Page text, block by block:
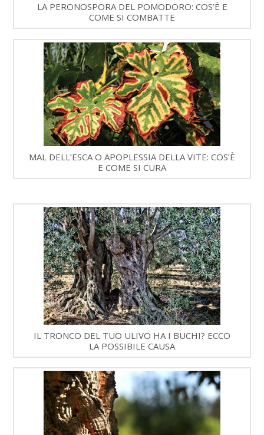
LA PERONOSPORA DEL POMODORO: COS’È E
COME SI COMBATTE
MAL DELL’ESCA O APOPLESSIA DELLA VITE: COS’È
E COME SI CURA
IL TRONCO DEL TUO ULIVO HA I BUCHI? ECCO
LA POSSIBILE CAUSA